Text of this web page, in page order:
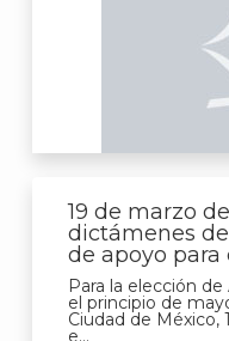
19 de marzo
dictámenes
de apoyo
Para la elección
el principio de
Ciudad de México,
e...